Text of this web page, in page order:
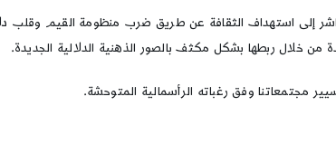
إلى استهداف الثقافة عن طريق ضرب منظومة القيم وقلب
من خلال ربطها بشكل مكثف بالصور الذهنية الدلالية الجديدة.
مجتمعاتنا وفق رغباته الرأسمالية المتوحشة.